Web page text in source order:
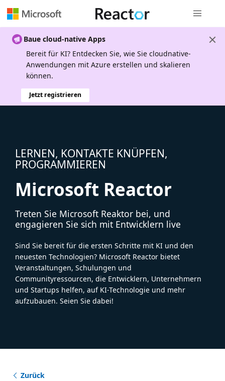
Baue cloud-native Apps
Bereit für KI? Entdecken Sie, wie Sie cloudnative-
Anwendungen mit Azure erstellen und skalieren
können.
Jetzt registrieren
LERNEN, KONTAKTE KNÜPFEN,
PROGRAMMIEREN
Microsoft Reactor
Treten Sie Microsoft Reaktor bei, und
engagieren Sie sich mit Entwicklern live
Sind Sie bereit für die ersten Schritte mit KI und den
neuesten Technologien? Microsoft Reactor bietet
Veranstaltungen, Schulungen und
Communityressourcen, die Entwicklern, Unternehmern
und Startups helfen, auf KI-Technologie und mehr
aufzubauen. Seien Sie dabei!
Zurück